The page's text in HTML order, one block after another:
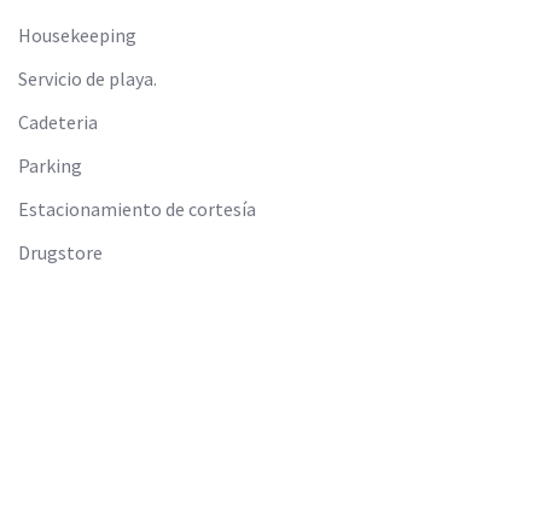
Housekeeping
Servicio de playa.
Cadeteria
Parking
Estacionamiento de cortesía
Drugstore